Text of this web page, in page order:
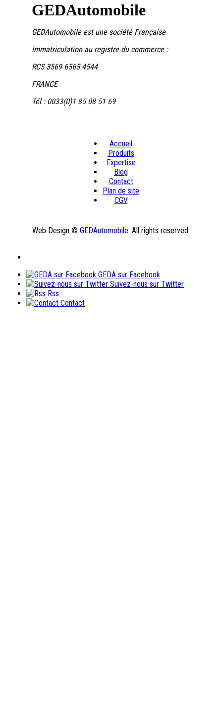
GEDAutomobile
GEDAutomobile est une société Française
Immatriculation au registre du commerce :
RCS 3569 6565 4544
FRANCE
Tél : 0033(0)1 85 08 51 69
Accueil
Produits
Expertise
Blog
Contact
Plan de site
CGV
Web Design © GEDAutomobile. All rights reserved.
GEDA sur Facebook
Suivez-nous sur Twitter
Rss
Contact